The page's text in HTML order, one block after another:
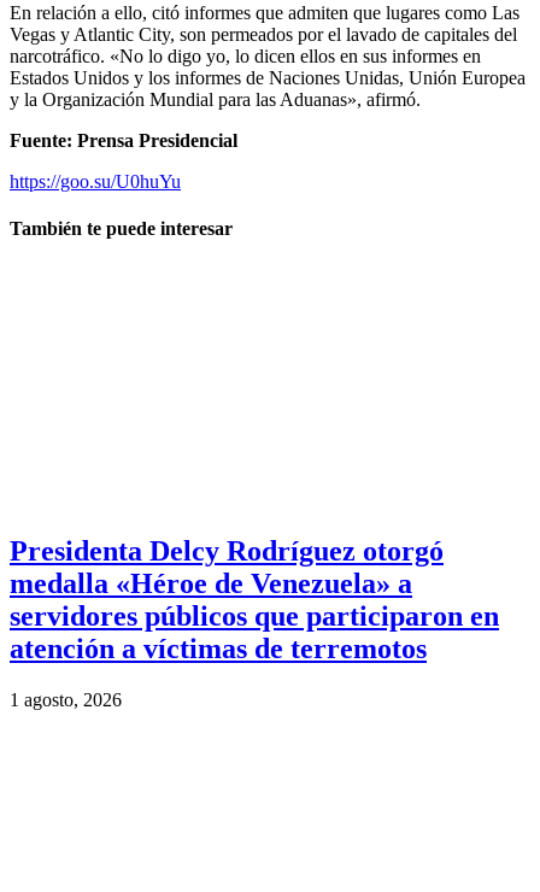
En relación a ello, citó informes que admiten que lugares como Las
Vegas y Atlantic City, son permeados por el lavado de capitales del
narcotráfico. «No lo digo yo, lo dicen ellos en sus informes en
Estados Unidos y los informes de Naciones Unidas, Unión Europea
y la Organización Mundial para las Aduanas», afirmó.
Fuente: Prensa Presidencial
https://goo.su/U0huYu
También te puede interesar
Presidenta Delcy Rodríguez otorgó
medalla «Héroe de Venezuela» a
servidores públicos que participaron en
atención a víctimas de terremotos
1 agosto, 2026